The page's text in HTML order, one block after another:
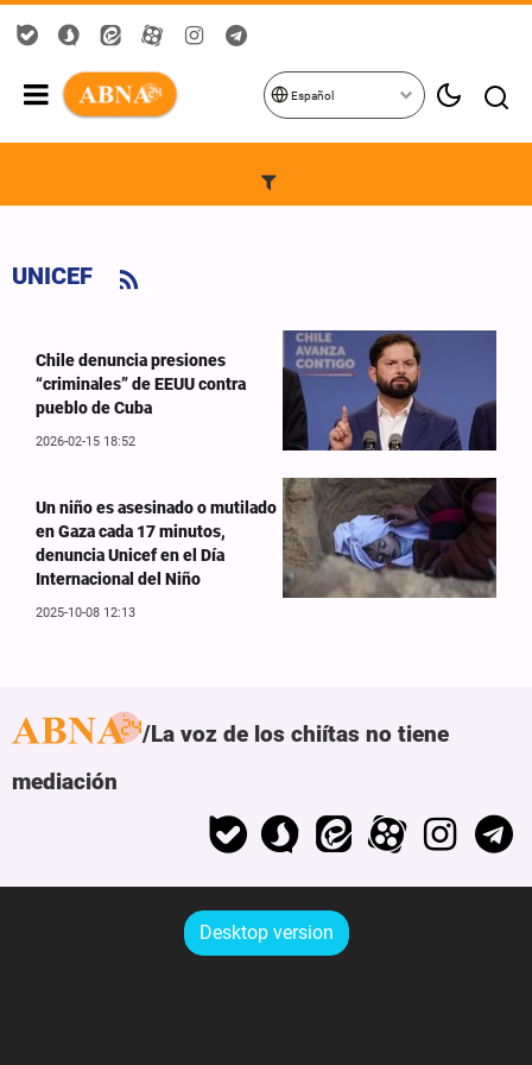
Español
UNICEF
Chile denuncia presiones
“criminales” de EEUU contra
pueblo de Cuba
2026-02-15 18:52
Un niño es asesinado o mutilado
en Gaza cada 17 minutos,
denuncia Unicef en el Día
Internacional del Niño
2025-10-08 12:13
La voz de los chiítas no tiene
mediación
Desktop version